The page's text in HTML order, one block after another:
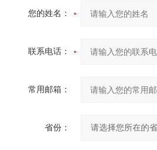
您的姓名：
联系电话：
常用邮箱：
省份：